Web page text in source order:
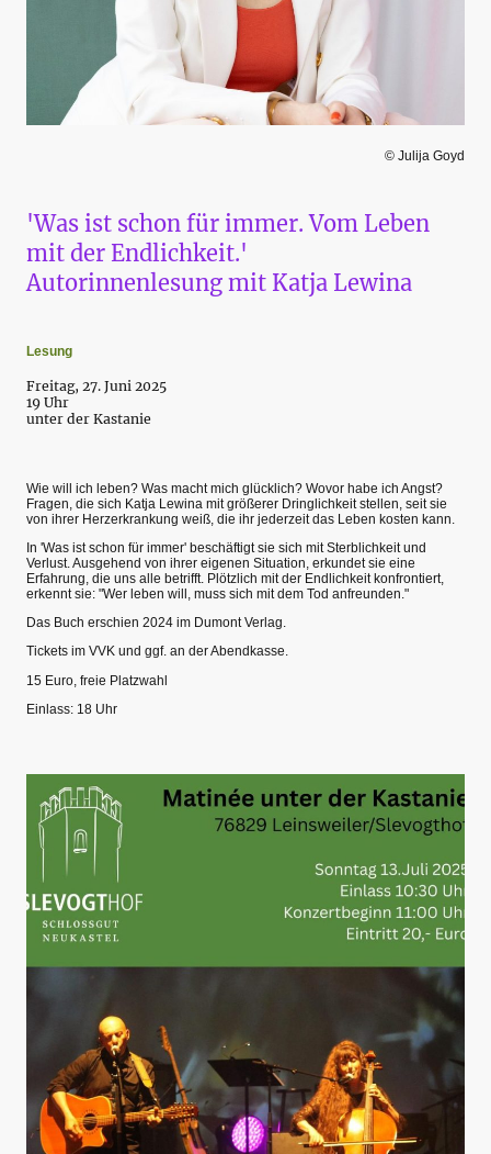
© Julija Goyd
'Was ist schon für immer. Vom Leben
mit der Endlichkeit.'
Autorinnenlesung mit Katja Lewina
Lesung
Freitag, 27. Juni 2025
19 Uhr
unter der Kastanie
Wie will ich leben? Was macht mich glücklich? Wovor habe ich Angst?
Fragen, die sich Katja Lewina mit größerer Dringlichkeit stellen, seit sie
von ihrer Herzerkrankung weiß, die ihr jederzeit das Leben kosten kann.
In 'Was ist schon für immer' beschäftigt sie sich mit Sterblichkeit und
Verlust. Ausgehend von ihrer eigenen Situation, erkundet sie eine
Erfahrung, die uns alle betrifft. Plötzlich mit der Endlichkeit konfrontiert,
erkennt sie: "Wer leben will, muss sich mit dem Tod anfreunden."
Das Buch erschien 2024 im Dumont Verlag.
Tickets im VVK und ggf. an der Abendkasse.
15 Euro, freie Platzwahl
Einlass: 18 Uhr